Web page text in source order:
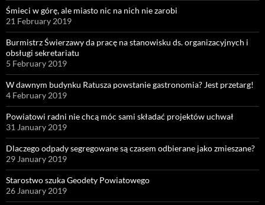
Śmieci w górę, ale miasto nic na nich nie zarobi
21 February 2019
Burmistrz Świerzawy da pracę na stanowisku ds. organizacyjnych i
obsługi sekretariatu
5 February 2019
W dawnym budynku Ratusza powstanie gastronomia? Jest przetarg!
4 February 2019
Powiatowi radni nie chcą móc sami składać projektów uchwał
31 January 2019
Dlaczego odpady segregowane są czasem odbierane jako zmieszane?
29 January 2019
Starostwo szuka Geodety Powiatowego
26 January 2019